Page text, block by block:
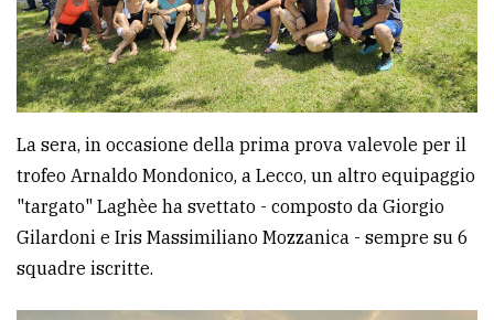
La sera, in occasione della prima prova valevole per il
trofeo Arnaldo Mondonico, a Lecco, un altro equipaggio
"targato" Laghèe ha svettato - composto da Giorgio
Gilardoni e Iris Massimiliano Mozzanica - sempre su 6
squadre iscritte.